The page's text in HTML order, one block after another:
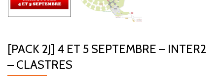
[PACK 2J] 4 ET 5 SEPTEMBRE – INTER2
– CLASTRES